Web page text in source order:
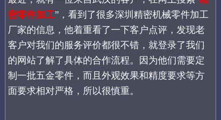
密零件加工”，看到了很多深圳精密机械零件加工
厂家的信息，他着重看了一下客户点评，发现老
客户对我们的服务评价都很不错，就登录了我们
的网站了解了具体的合作流程。因为他们需要定
制一批五金零件，而且外观效果和精度要求等方
面要求相对严格，所以很慎重。